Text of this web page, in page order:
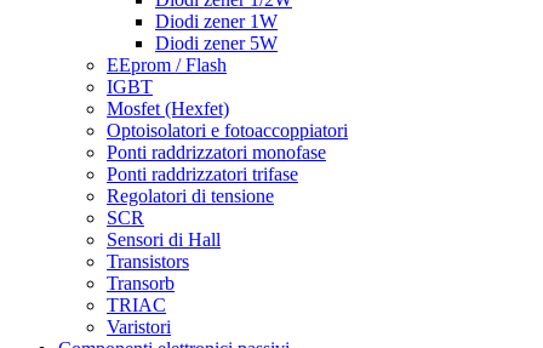
Diodi zener 1W
Diodi zener 5W
EEprom / Flash
IGBT
Mosfet (Hexfet)
Optoisolatori e fotoaccoppiatori
Ponti raddrizzatori monofase
Ponti raddrizzatori trifase
Regolatori di tensione
SCR
Sensori di Hall
Transistors
Transorb
TRIAC
Varistori